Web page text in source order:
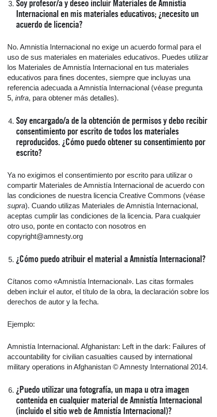
Soy profesor/a y deseo incluir Materiales de Amnistía
Internacional en mis materiales educativos; ¿necesito un
acuerdo de licencia?
No. Amnistía Internacional no exige un acuerdo formal para el
uso de sus materiales en materiales educativos. Puedes utilizar
los Materiales de Amnistía Internacional en tus materiales
educativos para fines docentes, siempre que incluyas una
referencia adecuada a Amnistía Internacional (véase pregunta
5, infra, para obtener más detalles).
Soy encargado/a de la obtención de permisos y debo recibir
consentimiento por escrito de todos los materiales
reproducidos. ¿Cómo puedo obtener su consentimiento por
escrito?
Ya no exigimos el consentimiento por escrito para utilizar o
compartir Materiales de Amnistía Internacional de acuerdo con
las condiciones de nuestra licencia Creative Commons (véase
supra). Cuando utilizas Materiales de Amnistía Internacional,
aceptas cumplir las condiciones de la licencia. Para cualquier
otro uso, ponte en contacto con nosotros en
copyright@amnesty.org
¿Cómo puedo atribuir el material a Amnistía Internacional?
Cítanos como «Amnistía Internacional». Las citas formales
deben incluir el autor, el título de la obra, la declaración sobre los
derechos de autor y la fecha.
Ejemplo:
Amnistía Internacional. Afghanistan: Left in the dark: Failures of
accountability for civilian casualties caused by international
military operations in Afghanistan © Amnesty International 2014.
¿Puedo utilizar una fotografía, un mapa u otra imagen
contenida en cualquier material de Amnistía Internacional
(incluido el sitio web de Amnistía Internacional)?